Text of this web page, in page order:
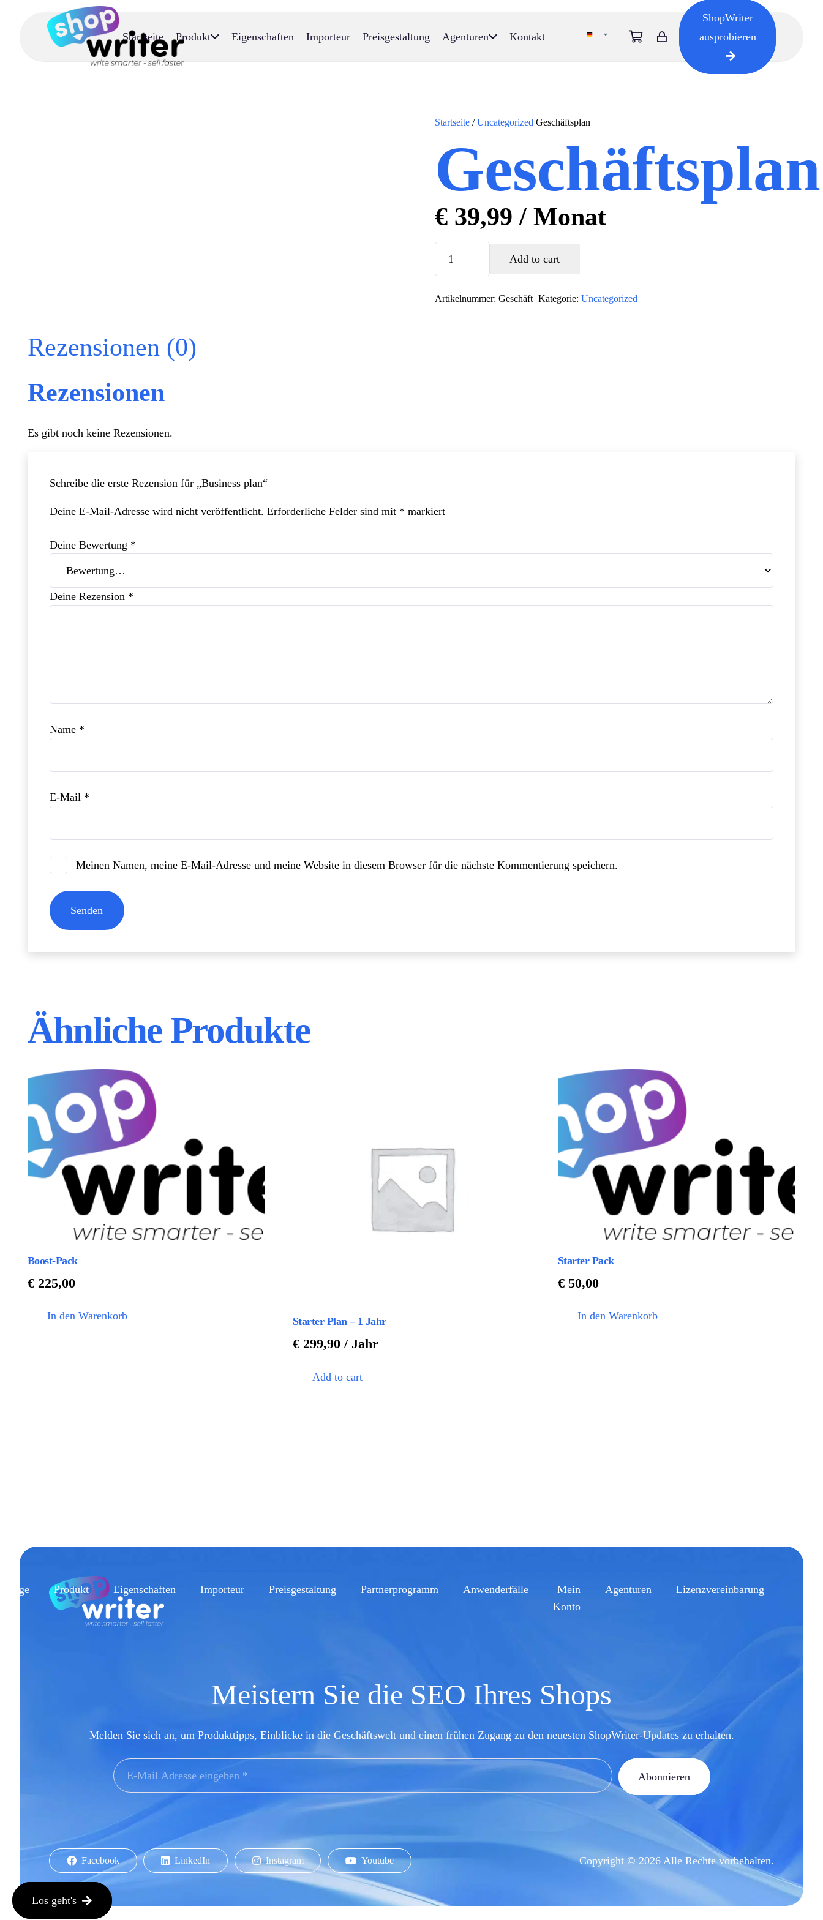
Startseite Produkt Eigenschaften Importeur Preisgestaltung Agenturen Kontakt
ShopWriter
ausprobieren
Startseite/UncategorizedGeschäftsplan
Geschäftsplan
€39,99 / Monat
Add to cart
Artikelnummer: Geschäft Kategorie:Uncategorized
Rezensionen (0)
Rezensionen
Es gibt noch keine Rezensionen.
Schreibe die erste Rezension für „Business plan“
Deine E-Mail-Adresse wird nicht veröffentlicht. Erforderliche Felder sind mit * markiert
Deine Bewertung *
Deine Rezension *
Name *
E-Mail *
Meinen Namen, meine E-Mail-Adresse und meine Website in diesem Browser für die nächste Kommentierung speichern.
Ähnliche Produkte
Boost-Pack
€ 225,00
In den Warenkorb Starter Plan – 1 Jahr
€ 299,90 / Jahr
Add to cart
Starter Pack
€ 50,00
In den Warenkorb
Produkt Eigenschaften Importeur Preisgestaltung Partnerprogramm Anwenderfälle
Mein
Konto
Agenturen Lizenzvereinbarung
Meistern Sie die SEO Ihres Shops
Melden Sie sich an, um Produkttipps, Einblicke in die Geschäftswelt und einen frühen Zugang zu den neuesten ShopWriter-Updates zu erhalten.
Abonnieren
Facebook LinkedIn Instagram Youtube Copyright © 2026 Alle Rechte vorbehalten.
Los geht's